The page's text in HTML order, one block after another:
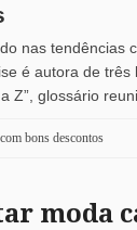
nas tendências
é autora de três
Z”, glossário
bons descontos
moda